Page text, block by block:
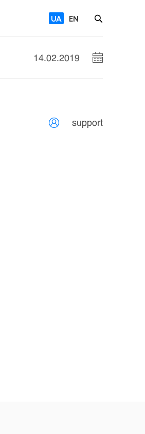
UA EN
14.02.2019
support